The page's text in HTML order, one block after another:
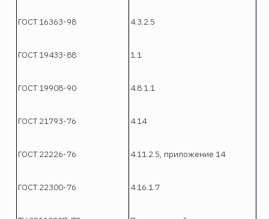
ГОСТ 16363-98 4.3.2.5
ГОСТ 19433-88 1.1
ГОСТ 19908-90 4.8.1.1
ГОСТ 21793-76 4.14
ГОСТ 22226-76 4.11.2.5, приложение 14
ГОСТ 22300-76 4.16.1.7